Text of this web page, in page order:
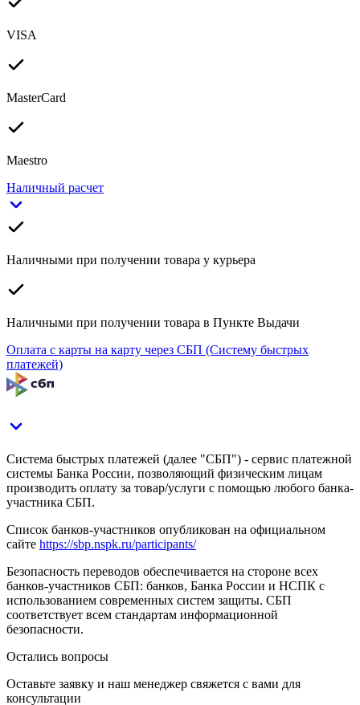
VISA
MasterCard
Maestro
Наличный расчет
Наличными при получении товара у курьера
Наличными при получении товара в Пункте Выдачи
Оплата с карты на карту через СБП (Систему быстрых
платежей)
Система быстрых платежей (далее "СБП") - сервис платежной
системы Банка России, позволяющий физическим лицам
производить оплату за товар/услуги с помощью любого банка-
участника СБП.
Список банков-участников опубликован на официальном
сайте https://sbp.nspk.ru/participants/
Безопасность переводов обеспечивается на стороне всех
банков-участников СБП: банков, Банка России и НСПК с
использованием современных систем защиты. СБП
соответствует всем стандартам информационной
безопасности.
Остались вопросы
Оставьте заявку и наш менеджер свяжется с вами для
консультации